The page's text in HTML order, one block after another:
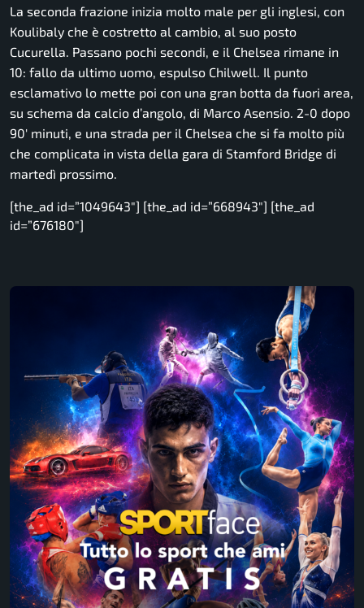
La seconda frazione inizia molto male per gli inglesi, con
Koulibaly che è costretto al cambio, al suo posto
Cucurella. Passano pochi secondi, e il Chelsea rimane in
10: fallo da ultimo uomo, espulso Chilwell. Il punto
esclamativo lo mette poi con una gran botta da fuori area,
su schema da calcio d’angolo, di Marco Asensio. 2-0 dopo
90′ minuti, e una strada per il Chelsea che si fa molto più
che complicata in vista della gara di Stamford Bridge di
martedì prossimo.
[the_ad id=”1049643″] [the_ad id=”668943″] [the_ad
id=”676180″]